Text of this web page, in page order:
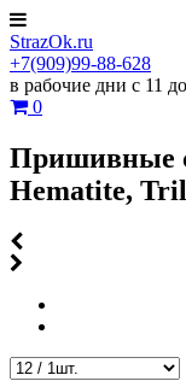
StrazOk.ru
+7(909)99-88-628
в рабочие дни с 11
0
Пришивные
Hematite,